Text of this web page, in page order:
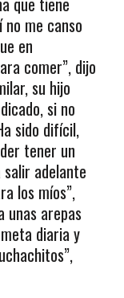
no me canso
en
comer”, dijo
su hijo
si no
sido difícil,
tener un
adelante
los míos”,
arepas
diaria y